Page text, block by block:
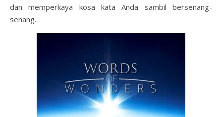
dan memperkaya kosa kata Anda sambil bersenang-
senang.